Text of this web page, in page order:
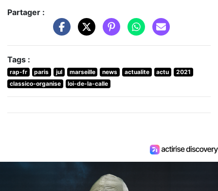
Partager :
Tags :
rap-fr paris jul marseille news actualite actu
2021
classico-organise
loi-de-la-calle